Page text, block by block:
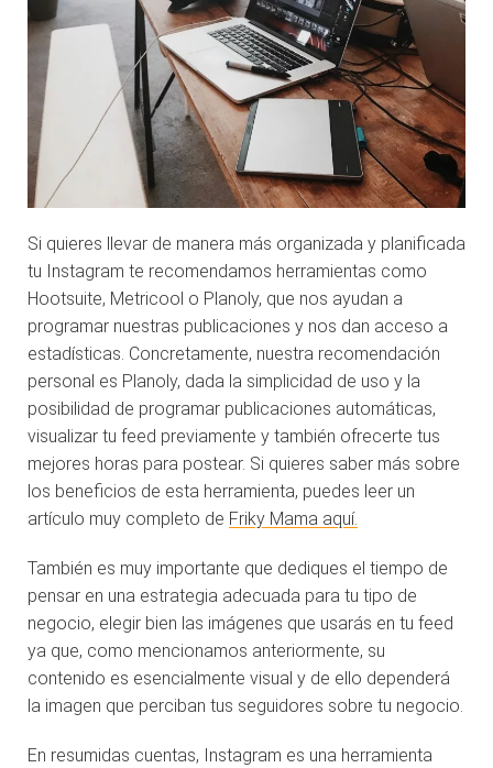
Si quieres llevar de manera más organizada y planificada
tu Instagram te recomendamos herramientas como
Hootsuite, Metricool o Planoly, que nos ayudan a
programar nuestras publicaciones y nos dan acceso a
estadísticas. Concretamente, nuestra recomendación
personal es Planoly, dada la simplicidad de uso y la
posibilidad de programar publicaciones automáticas,
visualizar tu feed previamente y también ofrecerte tus
mejores horas para postear. Si quieres saber más sobre
los beneficios de esta herramienta, puedes leer un
artículo muy completo de Friky Mama aquí.
También es muy importante que dediques el tiempo de
pensar en una estrategia adecuada para tu tipo de
negocio, elegir bien las imágenes que usarás en tu feed
ya que, como mencionamos anteriormente, su
contenido es esencialmente visual y de ello dependerá
la imagen que perciban tus seguidores sobre tu negocio.
En resumidas cuentas, Instagram es una herramienta